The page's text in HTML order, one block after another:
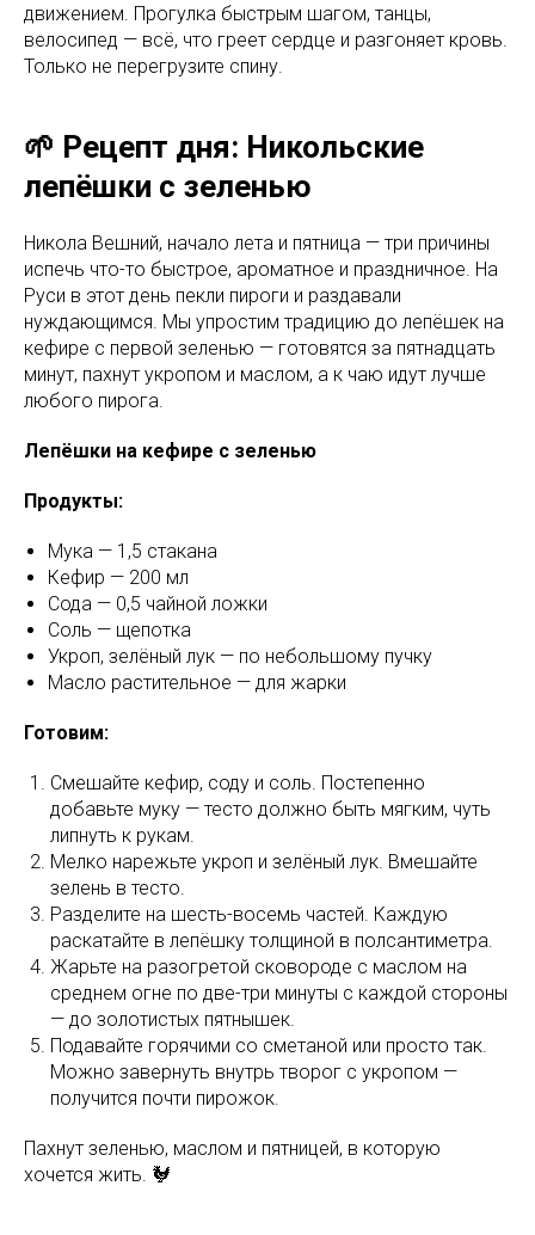
движением. Прогулка быстрым шагом, танцы,
велосипед — всё, что греет сердце и разгоняет кровь.
Только не перегрузите спину.
🌱 Рецепт дня: Никольские
лепёшки с зеленью
Никола Вешний, начало лета и пятница — три причины
испечь что-то быстрое, ароматное и праздничное. На
Руси в этот день пекли пироги и раздавали
нуждающимся. Мы упростим традицию до лепёшек на
кефире с первой зеленью — готовятся за пятнадцать
минут, пахнут укропом и маслом, а к чаю идут лучше
любого пирога.
Лепёшки на кефире с зеленью
Продукты:
Мука — 1,5 стакана
Кефир — 200 мл
Сода — 0,5 чайной ложки
Соль — щепотка
Укроп, зелёный лук — по небольшому пучку
Масло растительное — для жарки
Готовим:
Смешайте кефир, соду и соль. Постепенно
добавьте муку — тесто должно быть мягким, чуть
липнуть к рукам.
Мелко нарежьте укроп и зелёный лук. Вмешайте
зелень в тесто.
Разделите на шесть-восемь частей. Каждую
раскатайте в лепёшку толщиной в полсантиметра.
Жарьте на разогретой сковороде с маслом на
среднем огне по две-три минуты с каждой стороны
— до золотистых пятнышек.
Подавайте горячими со сметаной или просто так.
Можно завернуть внутрь творог с укропом —
получится почти пирожок.
Пахнут зеленью, маслом и пятницей, в которую
хочется жить. 🐓